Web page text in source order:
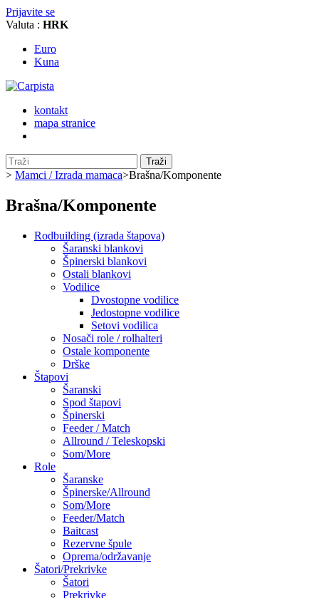
Prijavite se
Valuta : HRK
Euro
Kuna
kontakt
mapa stranice
Traži
> Mamci / Izrada mamaca>Brašna/Komponente
Brašna/Komponente
Rodbuilding (izrada štapova)
Šaranski blankovi
Špinerski blankovi
Ostali blankovi
Vodilice
Dvostopne vodilice
Jedostopne vodilice
Setovi vodilica
Nosači role / rolhalteri
Ostale komponente
Drške
Štapovi
Šaranski
Spod štapovi
Špinerski
Feeder / Match
Allround / Teleskopski
Som/More
Role
Šaranske
Špinerske/Allround
Som/More
Feeder/Match
Baitcast
Rezervne špule
Oprema/održavanje
Šatori/Prekrivke
Šatori
Prekrivke